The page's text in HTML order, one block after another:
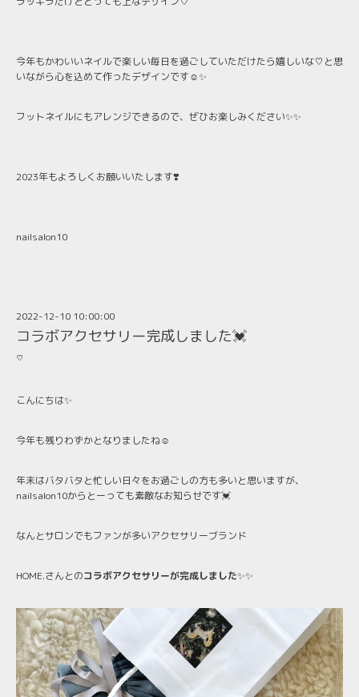
今年もかわいいネイルで楽しい毎日を過ごしていただけたら嬉しいな♡と思
いながら心を込めて作ったデザインです☺️✨
フットネイルにもアレンジできるので、ぜひお楽しみください✨✨
2023年もよろしくお願いいたします❣️
nailsalon10
2022-12-10 10:00:00
コラボアクセサリー完成しました💓
♡
こんにちは✨
今年も残りわずかとなりましたね☺️
年末はバタバタと忙しい日々をお過ごしの方も多いと思いますが、
nailsalon10からとーっても素敵なお知らせです💓
なんとサロンでもファンが多いアクセサリーブランド
HOME.さんとのコラボアクセサリーが完成しました✨✨